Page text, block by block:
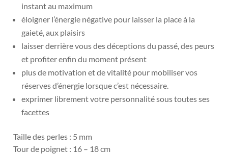
instant au maximum
éloigner l’énergie négative pour laisser la place à la
gaieté, aux plaisirs
laisser derrière vous des déceptions du passé, des peurs
et profiter enfin du moment présent
plus de motivation et de vitalité pour mobiliser vos
réserves d’énergie lorsque c’est nécessaire.
exprimer librement votre personnalité sous toutes ses
facettes
Taille des perles : 5 mm
Tour de poignet : 16 – 18 cm